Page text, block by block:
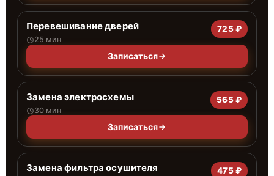
Перевешивание дверей
25 мин
725 ₽
Записаться
Замена электросхемы
30 мин
565 ₽
Записаться
Замена фильтра осушителя 475 ₽